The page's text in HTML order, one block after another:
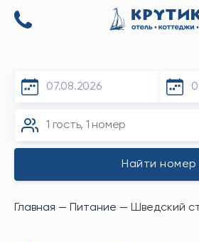
в
Миассе
(Челябинская
Курортный
Главная — Питание — Шведский